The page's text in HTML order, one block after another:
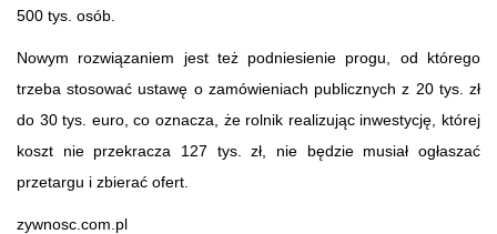
500 tys. osób.
Nowym rozwiązaniem jest też podniesienie progu, od którego
trzeba stosować ustawę o zamówieniach publicznych z 20 tys. zł
do 30 tys. euro, co oznacza, że rolnik realizując inwestycję, której
koszt nie przekracza 127 tys. zł, nie będzie musiał ogłaszać
przetargu i zbierać ofert.
zywnosc.com.pl